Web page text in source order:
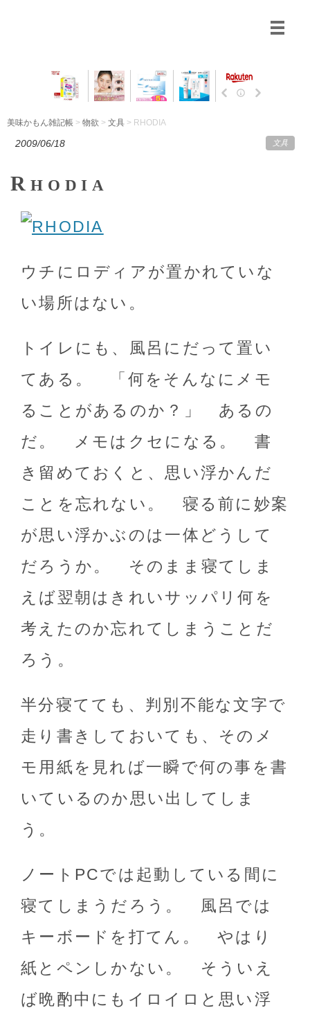
美味かもん雑記帳 > 物欲 > 文具 > RHODIA
2009/06/18 文具
R HODIA
ウチにロディアが置かれていな
い場所はない。
トイレにも、風呂にだって置い
てある。 「何をそんなにメモ
ることがあるのか？」 あるの
だ。 メモはクセになる。 書
き留めておくと、思い浮かんだ
ことを忘れない。 寝る前に妙案
が思い浮かぶのは一体どうして
だろうか。 そのまま寝てしま
えば翌朝はきれいサッパリ何を
考えたのか忘れてしまうことだ
ろう。
半分寝てても、判別不能な文字で
走り書きしておいても、そのメ
モ用紙を見れば一瞬で何の事を書
いているのか思い出してしま
う。
ノートPCでは起動している間に
寝てしまうだろう。 風呂では
キーボードを打てん。 やはり
紙とペンしかない。 そういえ
ば晩酌中にもイロイロと思い浮